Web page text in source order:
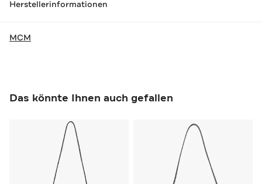
Herstellerinformationen
MCM
Das könnte Ihnen auch gefallen